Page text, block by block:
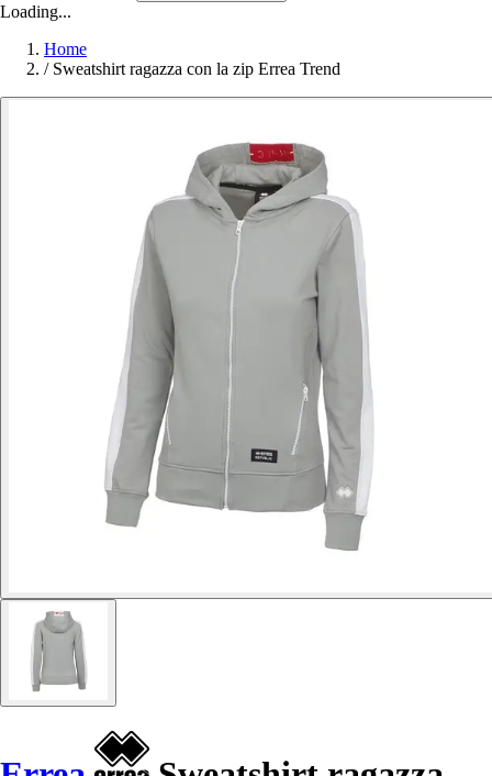
Loading...
Home
/ Sweatshirt ragazza con la zip Errea Trend